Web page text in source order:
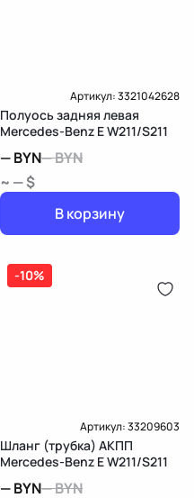
Артикул:3321042628
Полуось задняя левая
Mercedes-Benz E W211/S211
—BYN—BYN
~ — $
В корзину
-10%
Артикул:33209603
Шланг (трубка) АКПП
Mercedes-Benz E W211/S211
—BYN—BYN